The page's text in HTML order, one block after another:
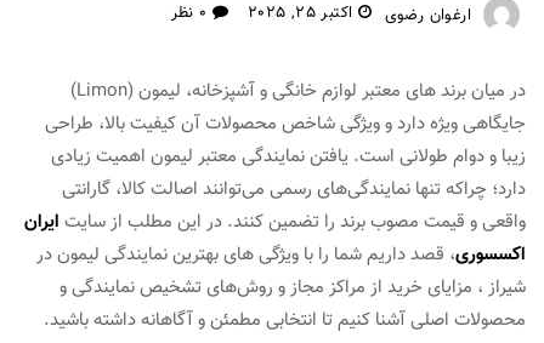
ارغوان رضوی اکتبر 25, 2025 0 نظر
در میان برند های معتبر لوازم خانگی و آشپزخانه، لیمون (Limon)
جایگاهی ویژه دارد و ویژگی شاخص محصولات آن کیفیت بالا، طراحی
زیبا و دوام طولانی است. یافتن نمایندگی معتبر لیمون اهمیت زیادی
دارد؛ چراکه تنها نمایندگی‌های رسمی می‌توانند اصالت کالا، گارانتی
واقعی و قیمت مصوب برند را تضمین کنند. در این مطلب از سایت ایران
اکسسوری، قصد داریم شما را با ویژگی‌ های بهترین نمایندگی لیمون در
شیراز ، مزایای خرید از مراکز مجاز و روش‌های تشخیص نمایندگی‌ و
محصولات اصلی آشنا کنیم تا انتخابی مطمئن و آگاهانه داشته باشید.